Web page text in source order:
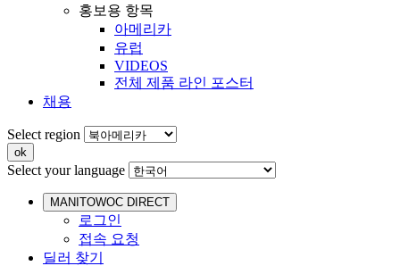
홍보용 항목
아메리카
유럽
VIDEOS
전체 제품 라인 포스터
채용
Select region
Select your language
MANITOWOC DIRECT
로그인
접속 요청
딜러 찾기